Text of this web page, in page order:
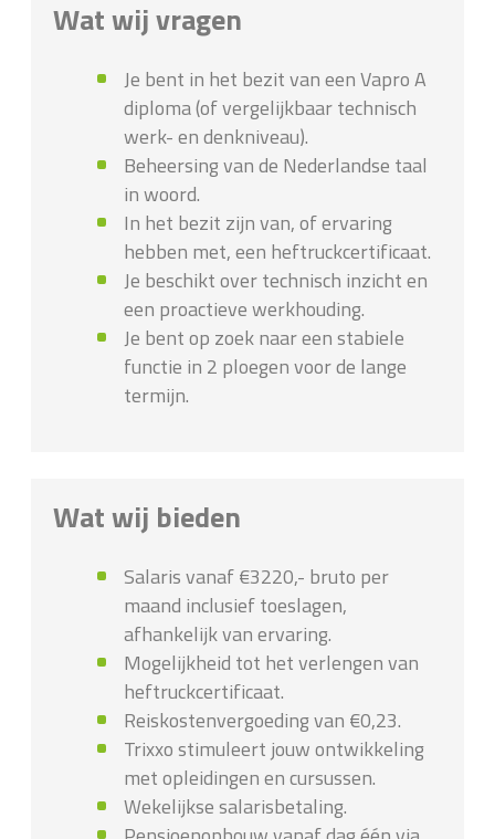
Wat wij vragen
Je bent in het bezit van een Vapro A
diploma (of vergelijkbaar technisch
werk- en denkniveau).
Beheersing van de Nederlandse taal
in woord.
In het bezit zijn van, of ervaring
hebben met, een heftruckcertificaat.
Je beschikt over technisch inzicht en
een proactieve werkhouding.
Je bent op zoek naar een stabiele
functie in 2 ploegen voor de lange
termijn.
Wat wij bieden
Salaris vanaf €3220,- bruto per
maand inclusief toeslagen,
afhankelijk van ervaring.
Mogelijkheid tot het verlengen van
heftruckcertificaat.
Reiskostenvergoeding van €0,23.
Trixxo stimuleert jouw ontwikkeling
met opleidingen en cursussen.
Wekelijkse salarisbetaling.